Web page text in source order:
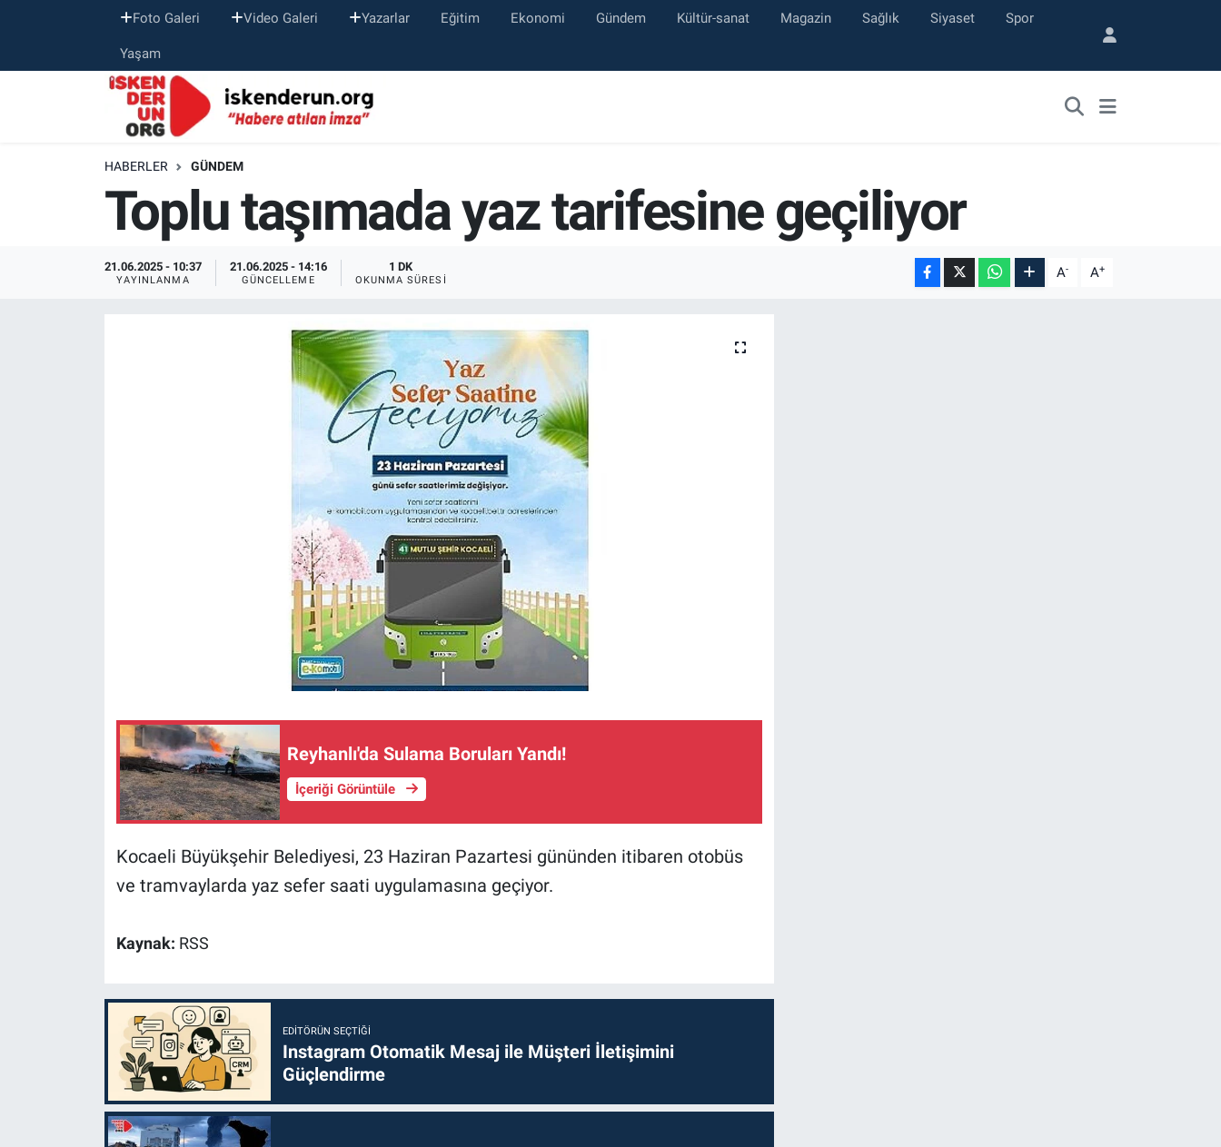
Foto Galeri Video Galeri Yazarlar Eğitim Ekonomi Gündem Kültür-sanat Magazin Sağlık Siyaset Spor
Yaşam
HABERLER GÜNDEM
Toplu taşımada yaz tarifesine geçiliyor
21.06.2025 - 10:37
YAYINLANMA
21.06.2025 - 14:16
GÜNCELLEME
1 DK
OKUNMA SÜRESI A- A+
Reyhanlı'da Sulama Boruları Yandı!
İçeriği Görüntüle
Kocaeli Büyükşehir Belediyesi, 23 Haziran Pazartesi gününden itibaren otobüs
ve tramvaylarda yaz sefer saati uygulamasına geçiyor.
Kaynak: RSS
EDITÖRÜN SEÇTIĞI
Instagram Otomatik Mesaj ile Müşteri İletişimini
Güçlendirme